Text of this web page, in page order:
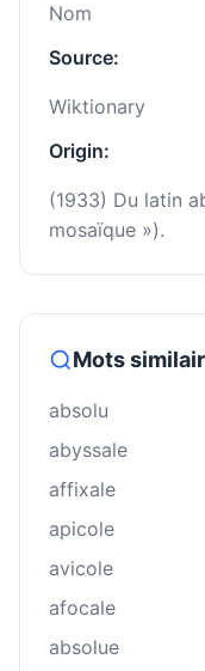
Nom
Source:
Wiktionary
Origin:
(1933) Du latin
mosaïque »).
Mots
absolu
abyssale
affixale
apicole
avicole
afocale
absolue